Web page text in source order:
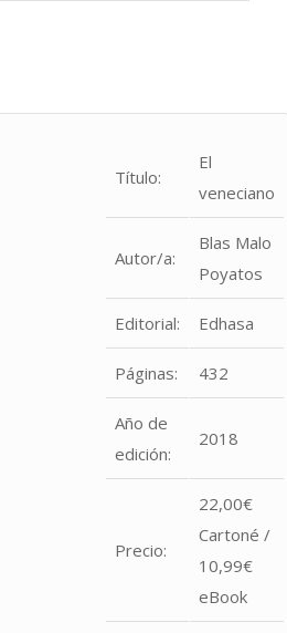
Título:
El
veneciano
Autor/a:
Blas Malo
Poyatos
Editorial: Edhasa
Páginas: 432
Año de
edición:
2018
Precio:
22,00€
Cartoné /
10,99€
eBook